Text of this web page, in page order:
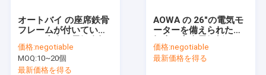
オートバイ の座席鉄骨
フレームが付いている
車の赤い電池式のバイ
ク
価格:negotiable
MOQ:10~20個
最新価格を得る
AOWA の 26"の電気モ
ーターを備えられた自
イク- 1.95 タイヤ
価格:negotiable
最新価格を得る